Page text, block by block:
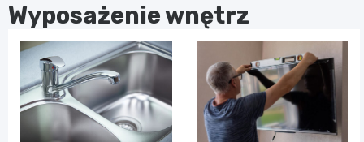
Wyposażenie wnętrz